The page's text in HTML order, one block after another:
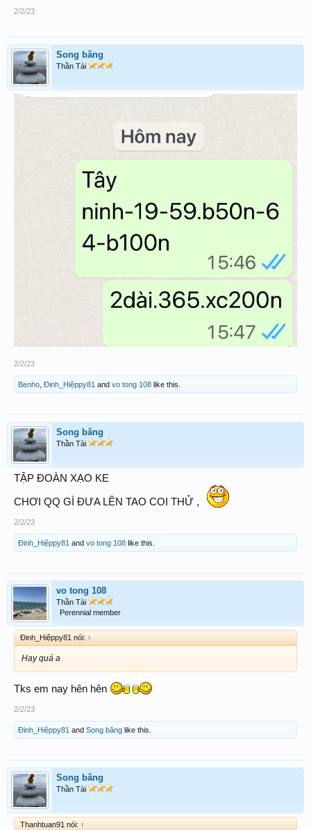
2/2/23
Song băng
Thần Tài
2/2/23
Benho Đinh_Hiệppy81 and vo tong 108 like this.
Song băng
Thần Tài
TẬP ĐOÀN XẠO KE
CHƠI QQ GÌ ĐƯA LÊN TAO COI THỬ ,
2/2/23
Đinh_Hiệppy81 and vo tong 108 like this.
vo tong 108
Thần Tài
Perennial member
Đinh_Hiệppy81 nói: ↑
Hay quá a
Tks em nay hên hên
2/2/23
Đinh_Hiệppy81 and Song băng like this.
Song băng
Thần Tài
Thanhtuan91 nói: ↑